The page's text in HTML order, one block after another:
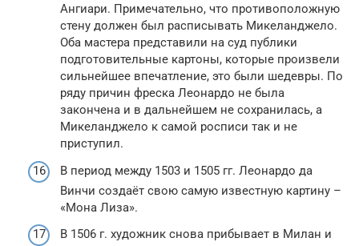
Ангиари. Примечательно, что противоположную
стену должен был расписывать Микеланджело.
Оба мастера представили на суд публики
подготовительные картоны, которые произвели
сильнейшее впечатление, это были шедевры. По
ряду причин фреска Леонардо не была
закончена и в дальнейшем не сохранилась, а
Микеланджело к самой росписи так и не
приступил.
В период между 1503 и 1505 гг. Леонардо да
Винчи создаёт свою самую известную картину –
«Мона Лиза».
В 1506 г. художник снова прибывает в Милан и